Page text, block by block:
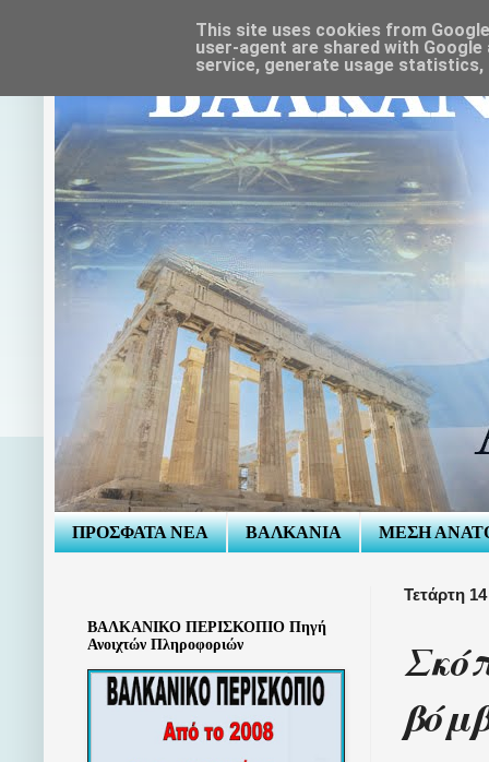
ΠΡΟΣΦΑΤΑ ΝΕΑ ΒΑΛΚΑΝΙΑ ΜΕΣΗ
Τετάρτη
ΒΑΛΚΑΝΙΚΟ ΠΕΡΙΣΚΟΠΙΟ Πηγή
Ανοιχτών Πληροφοριών
This site uses cookies from
user-agent are shared with
service, generate usage statistics,